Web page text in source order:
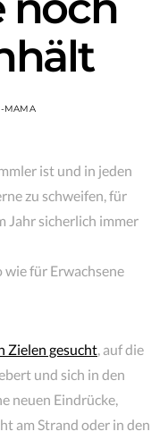
MAMA
ist und in jeden
zu schweifen, für
Jahr sicherlich immer
für Erwachsene
Zielen gesucht, auf die
und sich in den
neuen Eindrücke,
am Strand oder in den